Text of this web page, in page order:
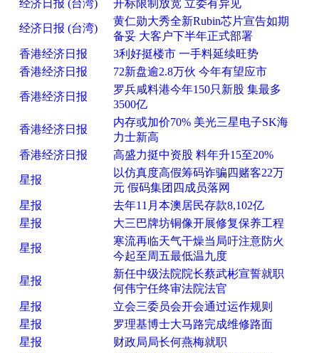
经济日报 (台湾)
开标限制放宽 立委有异见
经济日报 (台湾)
黄仁勋大秀全新Rubin芯片宣告如期
备妥 大客户下半年正式部署
香港经济日报
3利好挺楼市 一手料延续旺势
香港经济日报
72新盘逾2.8万伙 今年有望应市
香港经济日报
罗兵咸料港今年150只新股 集最多
3500亿
香港经济日报
内存或加价70% 美光三星电子SK海
力士新高
香港经济日报
高盛力挺中资股 料年升15至20%
星报
以仿真度高假筹码诈骗四赌客22万
元 假码集团四成员落网
星报
去年11月本澳居民存款8,102亿
星报
大三巴牌坊铜像开展修复保养工程
星报
寒流再临天气干燥当局吁注意防火
今起至周五最低温九度
星报
新任中级法院院长蔡武彬宣誓就职
何伟宁任终审法院法官
星报
立会三委员会开会通过运作规则
星报
罗理基博士大马路完成维修路面
星报
财政局局长何燕梅就职